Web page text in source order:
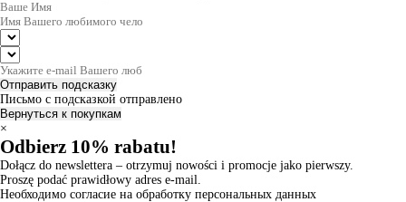
Отправить подсказку
Письмо с подсказкой отправлено
Вернуться к покупкам
×
Odbierz 10% rabatu!
Dołącz do newslettera – otrzymuj nowości i promocje jako pierwszy.
Proszę podać prawidłowy adres e-mail.
Необходимо согласие на обработку персональных данных